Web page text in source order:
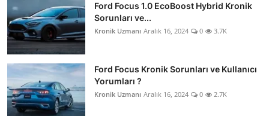
Ford Focus 1.0 EcoBoost Hybrid Kronik
Sorunları ve...
Kronik Uzmanı Aralık 16, 2024 0 3.7K
Ford Focus Kronik Sorunları ve Kullanıcı
Yorumları ?
Kronik Uzmanı Aralık 16, 2024 0 2.7K